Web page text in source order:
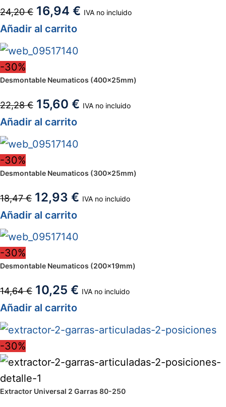
24,20€ 16,94 € IVA no incluido
Añadir al carrito
-30%
Desmontable Neumaticos (400x25mm)
22,28€ 15,60 € IVA no incluido
Añadir al carrito
-30%
Desmontable Neumaticos (300x25mm)
18,47€ 12,93 € IVA no incluido
Añadir al carrito
-30%
Desmontable Neumaticos (200x19mm)
14,64€ 10,25 € IVA no incluido
Añadir al carrito
-30%
Extractor Universal 2 Garras 80-250